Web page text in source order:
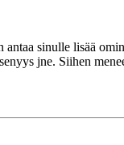
sinulle lisää
jne. Siihen